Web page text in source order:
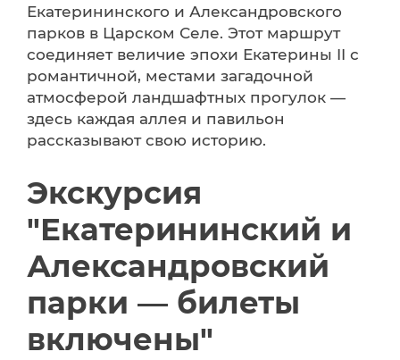
Екатерининского и Александровского
парков в Царском Селе. Этот маршрут
соединяет величие эпохи Екатерины II с
романтичной, местами загадочной
атмосферой ландшафтных прогулок —
здесь каждая аллея и павильон
рассказывают свою историю.
Экскурсия
"Екатерининский и
Александровский
парки — билеты
включены"